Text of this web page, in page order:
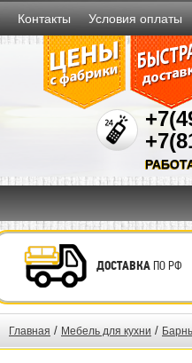
Контакты Условия оплаты
ДОСТАВКАПО РФ
Главная / Мебель для кухни /